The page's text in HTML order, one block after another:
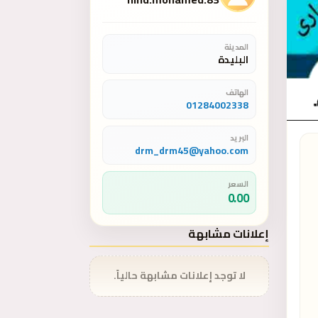
المدينة
البليدة
الهاتف
01284002338
البريد
drm_drm45@yahoo.com
السعر
0.00
إعلانات مشابهة
لا توجد إعلانات مشابهة حالياً.